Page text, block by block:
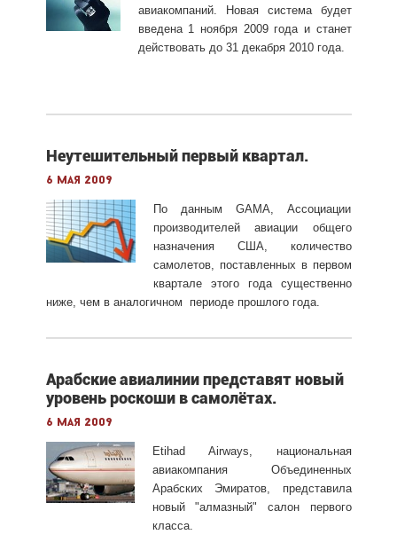
авиакомпаний. Новая система будет
введена 1 ноября 2009 года и станет
действовать до 31 декабря 2010 года.
Неутешительный первый квартал.
6 мая 2009
По данным GAMA, Ассоциации
производителей авиации общего
назначения США, количество
самолетов, поставленных в первом
квартале этого года существенно
ниже, чем в аналогичном периоде прошлого года.
Арабские авиалинии представят новый
уровень роскоши в самолётах.
6 мая 2009
Etihad Airways, национальная
авиакомпания Объединенных
Арабских Эмиратов, представила
новый "алмазный" салон первого
класса.